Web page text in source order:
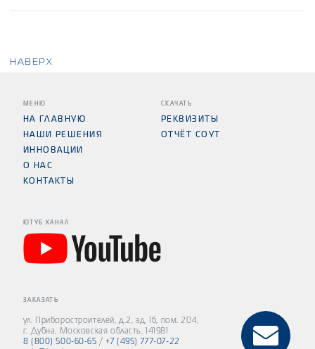
НАВЕРХ
МЕНЮ
НА ГЛАВНУЮ
НАШИ РЕШЕНИЯ
ИННОВАЦИИ
О НАС
КОНТАКТЫ
СКАЧАТЬ
РЕКВИЗИТЫ
ОТЧЁТ СОУТ
ЗАКАЗАТЬ
ул. Приборостроителей, д.2, зд. 1б, пом. 204,
г. Дубна, Московская область, 141981
8 (800) 500-60-65 / +7 (495) 777-07-22
ЮТУБ КАНАЛ